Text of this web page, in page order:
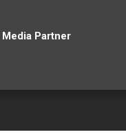
Media Partner